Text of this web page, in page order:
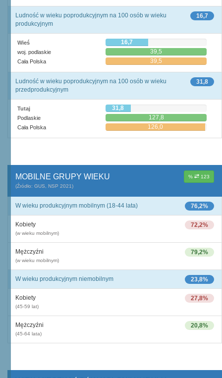
16,7
Ludność w wieku poprodukcyjnym na 100 osób w wieku
produkcyjnym
Wieś 16,7
woj. podlaskie 39,5
Cała Polska 39,5
31,8
Ludność w wieku poprodukcyjnym na 100 osób w wieku
przedprodukcyjnym
Tutaj 31,8
Podlaskie 127,8
Cała Polska 126,0
% 123
MOBILNE GRUPY WIEKU
(Źródło: GUS, NSP 2021)
76,2%
W wieku produkcyjnym mobilnym (18-44 lata)
72,2%
Kobiety
(w wieku mobilnym)
79,2%
Mężczyźni
(w wieku mobilnym)
23,8%
W wieku produkcyjnym niemobilnym
27,8%
Kobiety
(45-59 lat)
20,8%
Mężczyźni
(45-64 lata)